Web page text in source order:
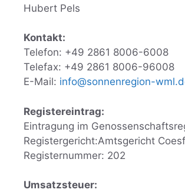
Hubert Pels
Kontakt:
Telefon: +49 2861 8006-6008
Telefax: +49 2861 8006-96008
E-Mail: info@sonnenregion-
Registereintrag:
Eintragung im
Registergericht:Amtsgericht
Registernummer: 202
Umsatzsteuer: